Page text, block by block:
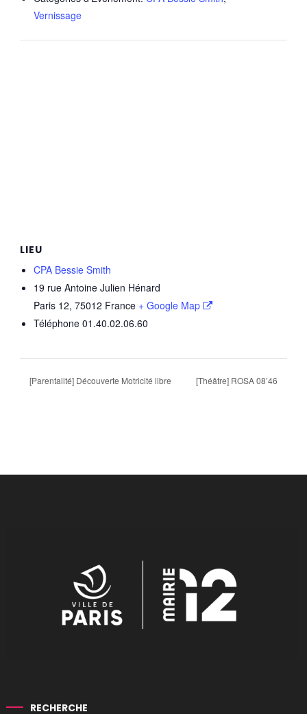
Vernissage
LIEU
CPA Bessie Smith
19 rue Antoine Julien Hénard
Paris 12, 75012 France + Google Map
Téléphone 01.40.02.06.60
[Parentalité] Découverte Motricité libre [Théâtre] ROSA 08’46
RECHERCHE